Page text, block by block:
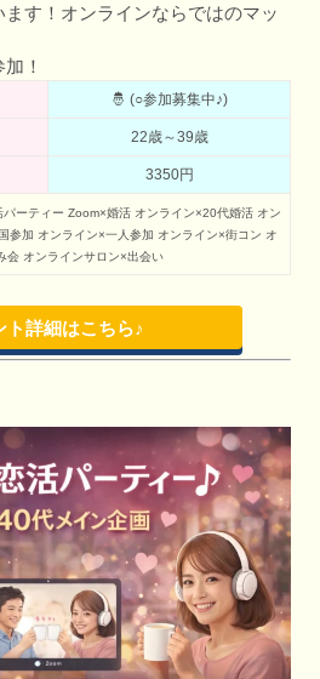
す！オンラインならではのマッ
！
🤴 (○参加募集中♪)
22歳～39歳
3350円
パーティー Zoom×婚活 オンライン×20代婚活 オン
参加 オンライン×一人参加 オンライン×街コン オ
会 オンラインサロン×出会い
ト詳細はこちら♪